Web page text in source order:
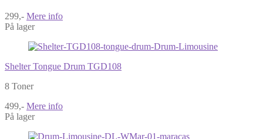
299,- Mere info
På lager
Shelter Tongue Drum TGD108
8 Toner
499,- Mere info
På lager